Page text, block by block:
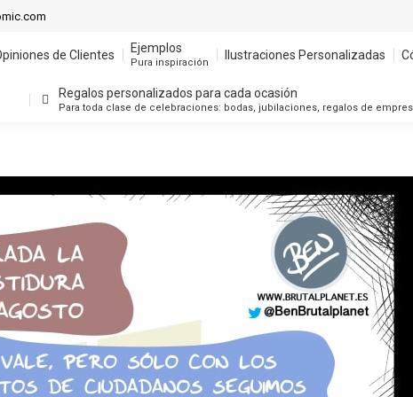
de Clientes Ejemplos
Pura inspiración
Ilustraciones Personalizadas
Regalos personalizados para cada ocasión
Para toda clase de celebraciones: bodas, jubilaciones, regalos de
de Clientes
Regalos personalizados para cada ocasión